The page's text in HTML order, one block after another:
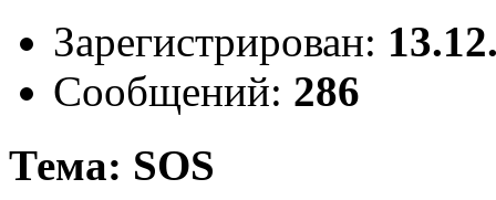
Зарегистрирован:
Сообщений: 286
Тема: SOS